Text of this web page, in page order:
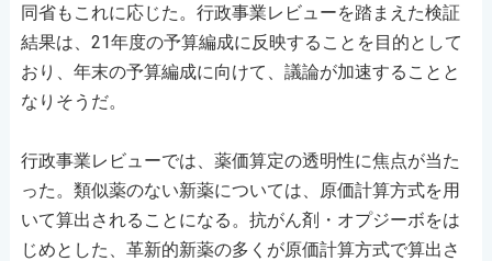
同省もこれに応じた。行政事業レビューを踏まえた検証
結果は、21年度の予算編成に反映することを目的として
おり、年末の予算編成に向けて、議論が加速することと
なりそうだ。
行政事業レビューでは、薬価算定の透明性に焦点が当た
った。類似薬のない新薬については、原価計算方式を用
いて算出されることになる。抗がん剤・オプジーボをは
じめとした、革新的新薬の多くが原価計算方式で算出さ